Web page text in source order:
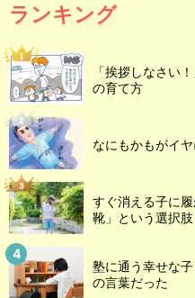
ランキング
「挨拶しなさい
の育て方
なにもかもがイ
すぐ消える子に
靴」という選択肢
塾に通う幸せな
の言葉だった